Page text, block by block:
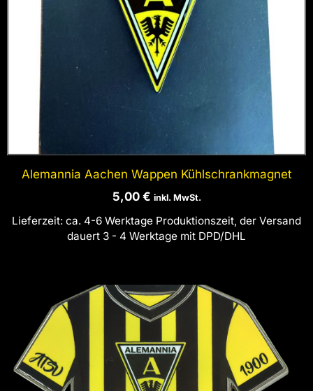
Alemannia Aachen Wappen Kühlschrankmagnet
5,00 € inkl. MwSt.
Lieferzeit: ca. 4-6 Werktage Produktionszeit, der Versand
dauert 3 - 4 Werktage mit DPD/DHL